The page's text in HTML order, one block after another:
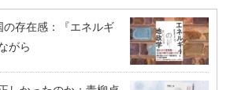
存在感：『エネルギ
がら